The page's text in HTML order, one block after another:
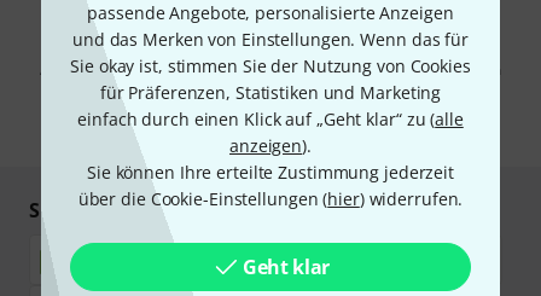
passende Angebote, personalisierte Anzeigen
und das Merken von Einstellungen. Wenn das für
Sie okay ist, stimmen Sie der Nutzung von Cookies
für Präferenzen, Statistiken und Marketing
einfach durch einen Klick auf „Geht klar“ zu (alle
anzeigen).
Sie können Ihre erteilte Zustimmung jederzeit
über die Cookie-Einstellungen (hier) widerrufen.
Geht klar
Mit Klick auf „Jetzt anmelden“ stimmen Sie dem Erhalt von E-Mail-
Werbung und einer Messung des E-Mail-Nutzungsverhaltens zu. Die
Abmeldung ist jederzeit möglich. Weitere Informationen finden Sie in
unserenDatenschutzhinweisen.
* Pflichtfeld
Sicher einkaufen & bezahlen